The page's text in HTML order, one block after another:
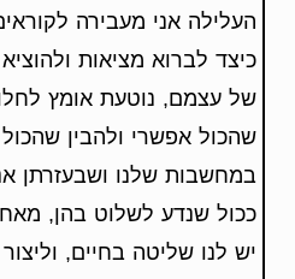
העלילה אני מעבירה
כיצד לברוא מציאות
של עצמם, נוטעת אומץ
שהכול אפשרי ולהבין
במחשבות שלנו ושבעזרתן
ככול שנדע לשלוט בהן,
יש לנו שליטה בחיים,